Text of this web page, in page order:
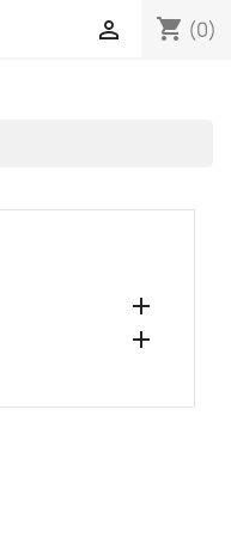
shopping_cart (0)


